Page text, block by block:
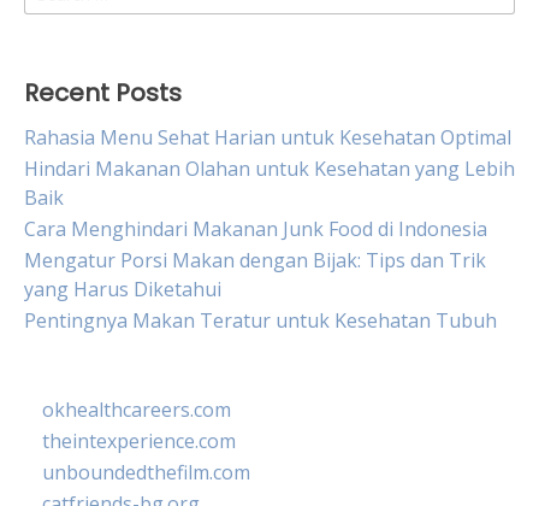
for:
Recent Posts
Rahasia Menu Sehat Harian untuk Kesehatan Optimal
Hindari Makanan Olahan untuk Kesehatan yang Lebih
Baik
Cara Menghindari Makanan Junk Food di Indonesia
Mengatur Porsi Makan dengan Bijak: Tips dan Trik
yang Harus Diketahui
Pentingnya Makan Teratur untuk Kesehatan Tubuh
okhealthcareers.com
theintexperience.com
unboundedthefilm.com